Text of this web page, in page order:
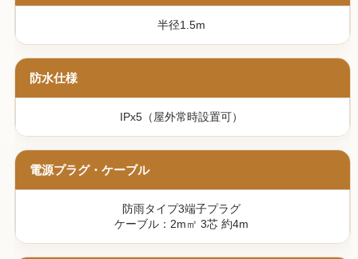
半径1.5m
防水仕様
IPx5（屋外常時設置可）
電源プラグ・ケーブル
防雨タイプ3端子プラグ
ケーブル：2m㎡ 3芯 約4m